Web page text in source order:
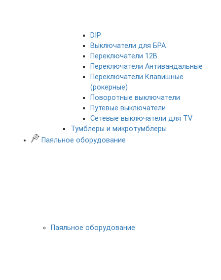
DIP
Выключатели для БРА
Переключатели 12В
Переключатели Антивандальные
Переключатели Клавишные
(рокерные)
Поворотные выключатели
Путевые выключатели
Сетевые выключатели для TV
Тумблеры и микротумблеры
Паяльное оборудование
Паяльное оборудование